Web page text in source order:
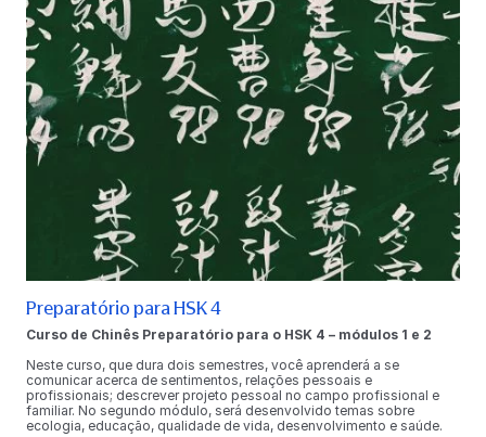
Preparatório para HSK 4
Curso de Chinês Preparatório para o HSK 4 – módulos 1 e 2
Neste curso, que dura dois semestres, você aprenderá a se
comunicar acerca de sentimentos, relações pessoais e
profissionais; descrever projeto pessoal no campo profissional e
familiar. No segundo módulo, será desenvolvido temas sobre
ecologia, educação, qualidade de vida, desenvolvimento e saúde.